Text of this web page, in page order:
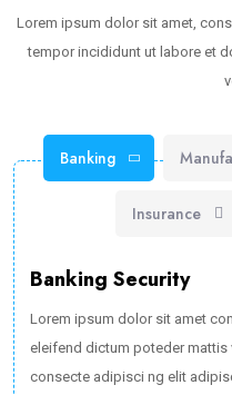
Lorem ipsum dolor sit amet,
tempor incididunt ut labore et
Banking
Insurance
Banking Security
Lorem ipsum dolor sit amet
eleifend dictum poteder
consecte adipisci ng elit